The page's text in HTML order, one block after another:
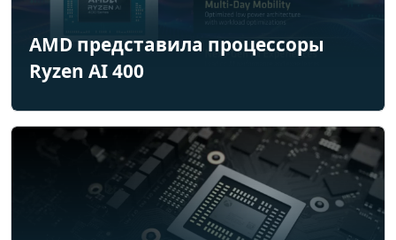
AMD представила процессоры
Ryzen AI 400